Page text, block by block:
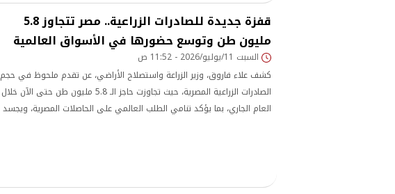
قفزة جديدة للصادرات الزراعية.. مصر تتجاوز 5.8
مليون طن وتوسع حضورها في الأسواق العالمية
السبت 11/يوليو/2026 - 11:52 ص
كشف علاء فاروق، وزير الزراعة واستصلاح الأراضي، عن تقدم ملحوظ في حجم
الصادرات الزراعية المصرية، حيث تجاوزت حاجز الـ 5.8 مليون طن حتى الآن خلال
العام الجاري، بما يؤكد تنامي الطلب العالمي على الحاصلات المصرية، ويجسد